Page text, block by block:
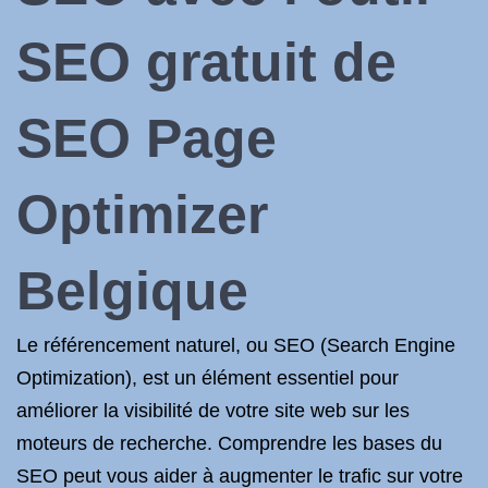
SEO gratuit de
SEO Page
Optimizer
Belgique
Le référencement naturel, ou SEO (Search Engine
Optimization), est un élément essentiel pour
améliorer la visibilité de votre site web sur les
moteurs de recherche. Comprendre les bases du
SEO peut vous aider à augmenter le trafic sur votre